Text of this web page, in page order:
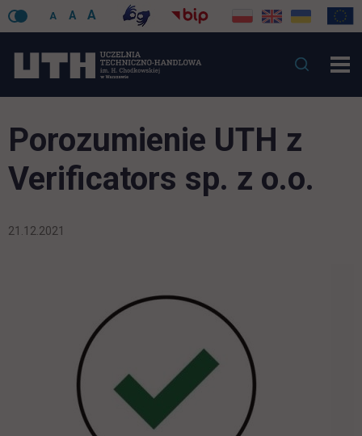
A A A
Porozumienie UTH z
Verificators sp. z o.o.
21.12.2021